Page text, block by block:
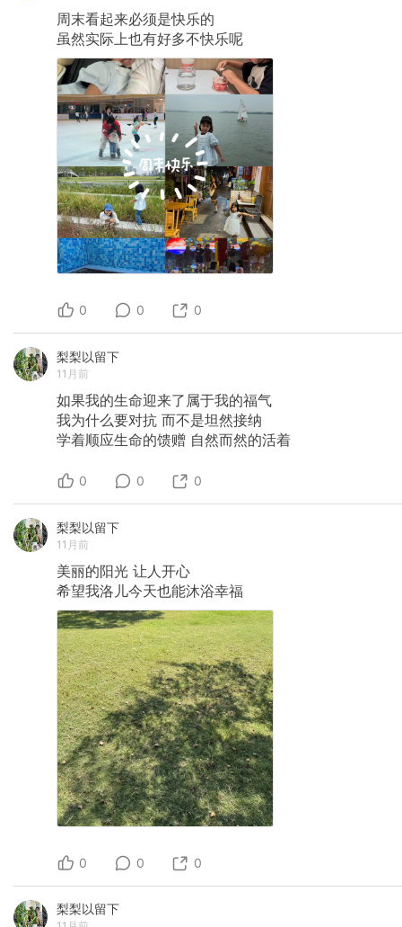
周末看起来必须是快乐的
虽然实际上也有好多不快乐呢
0 0 0
梨梨以留下
11月前
如果我的生命迎来了属于我的福气
我为什么要对抗 而不是坦然接纳
学着顺应生命的馈赠 自然而然的活着
0 0 0
梨梨以留下
11月前
美丽的阳光 让人开心
希望我洛儿今天也能沐浴幸福
0 0 0
梨梨以留下